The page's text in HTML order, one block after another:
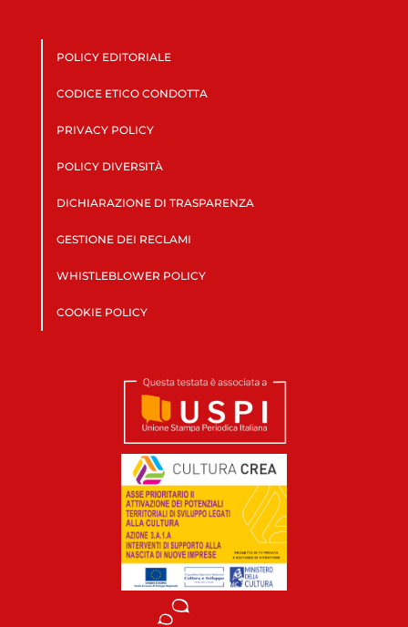
POLICY EDITORIALE
CODICE ETICO CONDOTTA
PRIVACY POLICY
POLICY DIVERSITÀ
DICHIARAZIONE DI TRASPARENZA
GESTIONE DEI RECLAMI
WHISTLEBLOWER POLICY
COOKIE POLICY